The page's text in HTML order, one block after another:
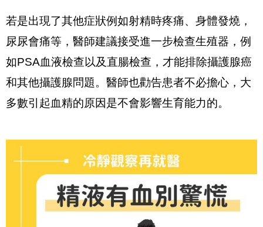
若是出現了其他症狀例如射精時疼痛、身體發燒，
尿尿會痛等，醫師建議接受進一步檢查生殖器，例
如PSA血液檢查以及直腸檢查，才能排除攝護腺癌
和其他攝護腺問題。醫師也勸告患者不必擔心，大
多數引起血精的原因是不會影響生育能力的。